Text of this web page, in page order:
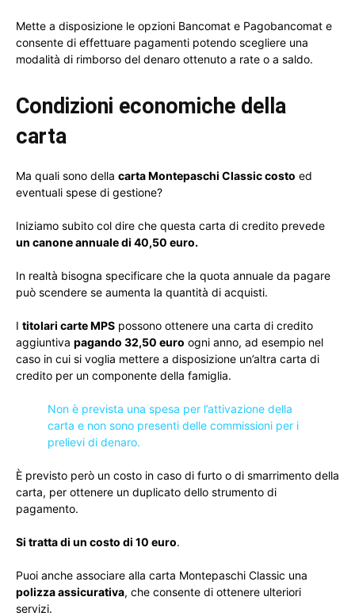
Mette a disposizione le opzioni Bancomat e Pagobancomat e
consente di effettuare pagamenti potendo scegliere una
modalità di rimborso del denaro ottenuto a rate o a saldo.
Condizioni economiche della
carta
Ma quali sono della carta Montepaschi Classic costo ed
eventuali spese di gestione?
Iniziamo subito col dire che questa carta di credito prevede
un canone annuale di 40,50 euro.
In realtà bisogna specificare che la quota annuale da pagare
può scendere se aumenta la quantità di acquisti.
I titolari carte MPS possono ottenere una carta di credito
aggiuntiva pagando 32,50 euro ogni anno, ad esempio nel
caso in cui si voglia mettere a disposizione un’altra carta di
credito per un componente della famiglia.
Non è prevista una spesa per l’attivazione della
carta e non sono presenti delle commissioni per i
prelievi di denaro.
È previsto però un costo in caso di furto o di smarrimento della
carta, per ottenere un duplicato dello strumento di
pagamento.
Si tratta di un costo di 10 euro.
Puoi anche associare alla carta Montepaschi Classic una
polizza assicurativa, che consente di ottenere ulteriori
servizi.